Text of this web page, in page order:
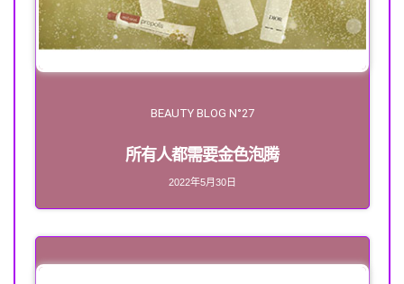
BEAUTY BLOG N°27
所有人都需要金色泡腾
2022年5月30日